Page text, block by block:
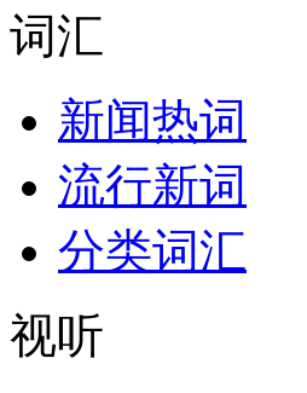
词汇
新闻热词
流行新词
分类词汇
视听